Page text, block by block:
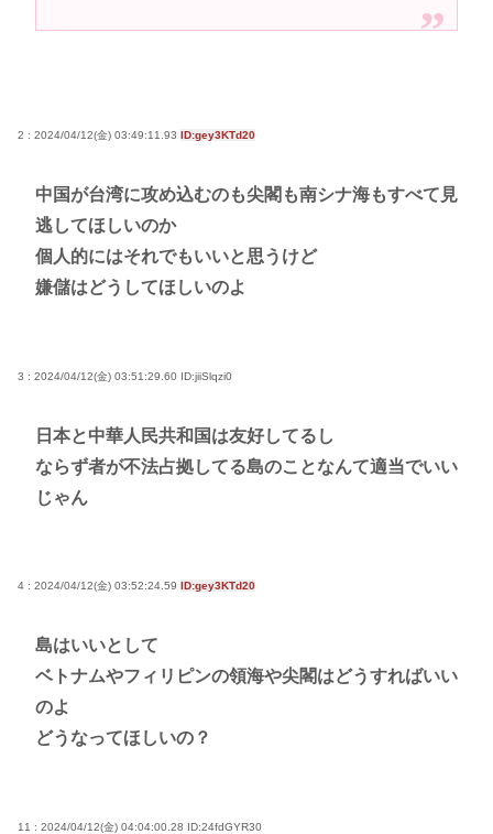
2 : 2024/04/12(金) 03:49:11.93 ID:gey3KTd20
中国が台湾に攻め込むのも尖閣も南シナ海もすべて見
逃してほしいのか
個人的にはそれでもいいと思うけど
嫌儲はどうしてほしいのよ
3 : 2024/04/12(金) 03:51:29.60 ID:jiiSlqzi0
日本と中華人民共和国は友好してるし
ならず者が不法占拠してる島のことなんて適当でいい
じゃん
4 : 2024/04/12(金) 03:52:24.59 ID:gey3KTd20
島はいいとして
ベトナムやフィリピンの領海や尖閣はどうすればいい
のよ
どうなってほしいの？
11 : 2024/04/12(金) 04:04:00.28 ID:24fdGYR30